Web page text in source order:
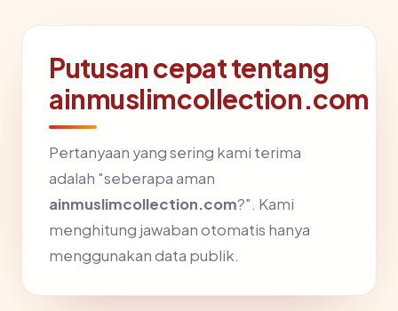
Putusan cepat tentang
ainmuslimcollection.com
Pertanyaan yang sering kami terima
adalah "seberapa aman
ainmuslimcollection.com?". Kami
menghitung jawaban otomatis hanya
menggunakan data publik.